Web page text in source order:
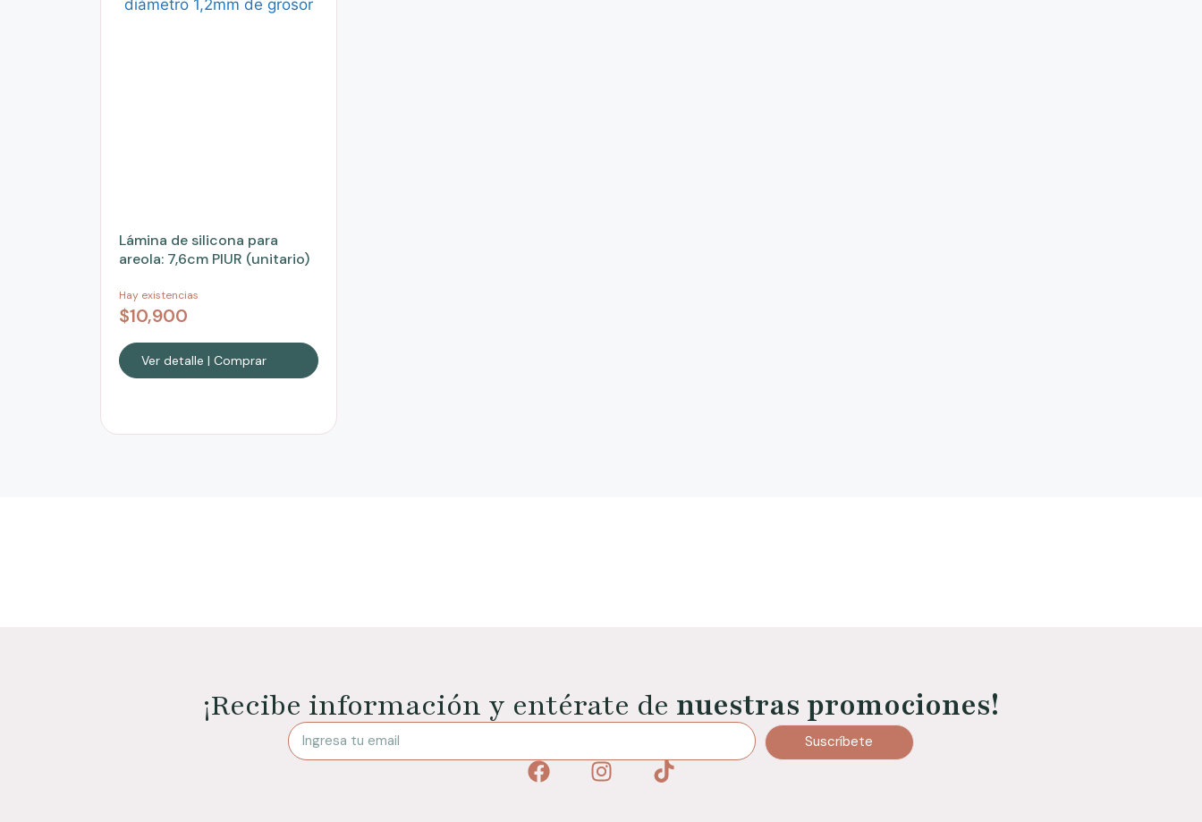
Lámina de silicona para
areola: 7,6cm PIUR (unitario)
Hay existencias
$10,900
Ver detalle | Comprar
¡Recibe información y entérate de nuestras promociones!
Suscríbete